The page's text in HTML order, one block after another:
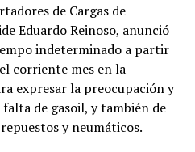
de Cargas de
Eduardo Reinoso, anunció
indeterminado a partir
corriente mes en la
expresar la preocupación y
de gasoil, y también de
y neumáticos.